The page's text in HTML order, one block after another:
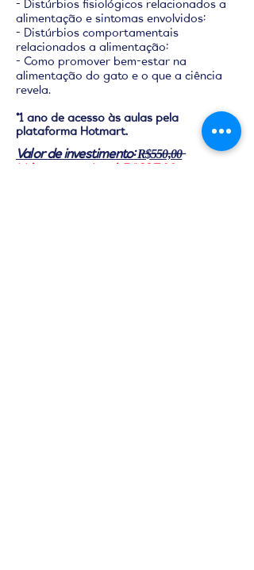
- Distúrbios fisiológicos relacionados a
alimentação e sintomas envolvidos;
- Distúrbios comportamentais
relacionados a alimentação;
- Como promover bem-estar na
alimentação do gato e o que a ciência
revela.
*1 ano de acesso às aulas pela
plataforma Hotmart.
Valor de investimento: R̶$̶5̶5̶0̶,̶0̶0̶